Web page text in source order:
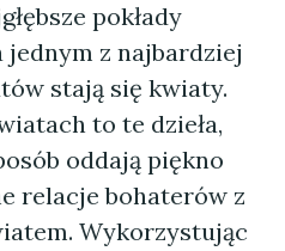
pokłady
jednym z najbardziej
stają się kwiaty.
to te dzieła,
oddają piękno
relacje bohaterów z
Wykorzystując